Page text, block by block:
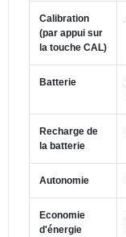
Calibration
(par appui sur
la touche CAL)
Batterie
Recharge de
la batterie
Autonomie
Economie
d'énergie